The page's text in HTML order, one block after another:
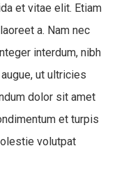
et vitae elit. Etiam
a. Nam nec
interdum, nibh
ut ultricies
dolor sit amet
et turpis
volutpat